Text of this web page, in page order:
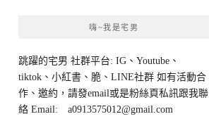
嗨~我是宅男
跳躍的宅男 社群平台: IG、Youtube、
tiktok、小紅書、脆、LINE社群 如有活動合
作、邀約，請發email或是粉絲頁私訊跟我聯
絡 Email: a0913575012@gmail.com